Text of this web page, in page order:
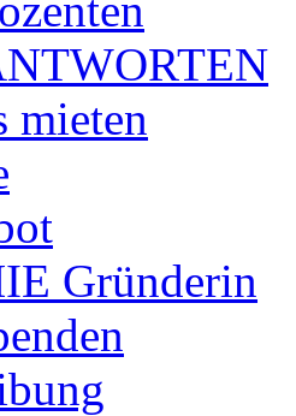
mieten
Gründerin